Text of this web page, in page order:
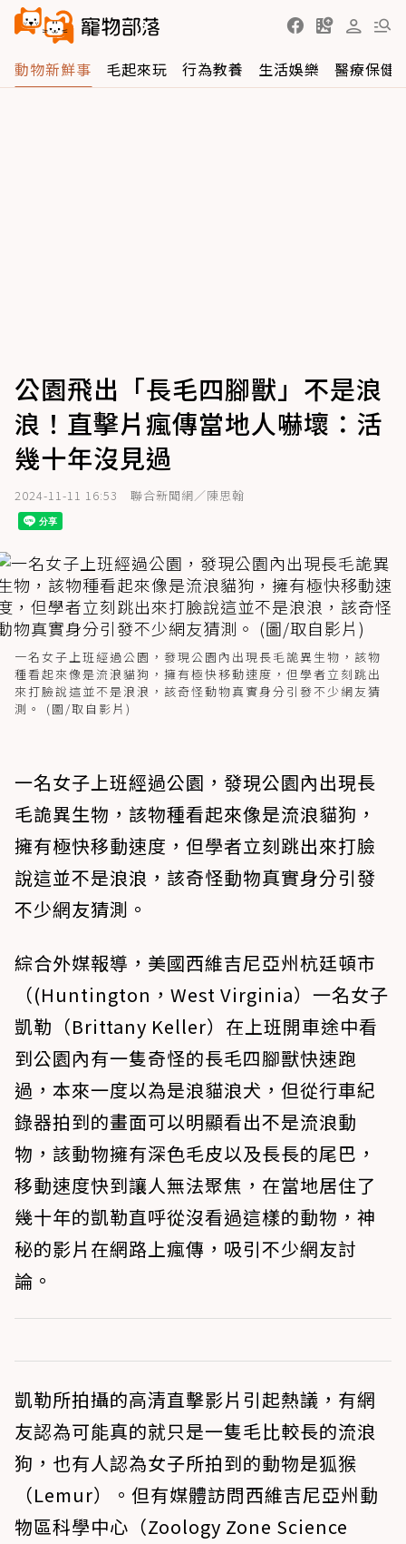
動物新鮮事 毛起來玩 行為教養 生活娛樂 醫療保健
公園飛出「長毛四腳獸」不是浪
浪！直擊片瘋傳當地人嚇壞：活
幾十年沒見過
2024-11-11 16:53 聯合新聞網／陳思翰
一名女子上班經過公園，發現公園內出現長毛詭異生物，該物
種看起來像是流浪貓狗，擁有極快移動速度，但學者立刻跳出
來打臉說這並不是浪浪，該奇怪動物真實身分引發不少網友猜
測。 (圖/取自影片)
一名女子上班經過公園，發現公園內出現長
毛詭異生物，該物種看起來像是流浪貓狗，
擁有極快移動速度，但學者立刻跳出來打臉
說這並不是浪浪，該奇怪動物真實身分引發
不少網友猜測。
綜合外媒報導，美國西維吉尼亞州杭廷頓市
（(Huntington，West Virginia）一名女子
凱勒（Brittany Keller）在上班開車途中看
到公園內有一隻奇怪的長毛四腳獸快速跑
過，本來一度以為是浪貓浪犬，但從行車紀
錄器拍到的畫面可以明顯看出不是流浪動
物，該動物擁有深色毛皮以及長長的尾巴，
移動速度快到讓人無法聚焦，在當地居住了
幾十年的凱勒直呼從沒看過這樣的動物，神
秘的影片在網路上瘋傳，吸引不少網友討
論。
凱勒所拍攝的高清直擊影片引起熱議，有網
友認為可能真的就只是一隻毛比較長的流浪
狗，也有人認為女子所拍到的動物是狐猴
（Lemur）。但有媒體訪問西維吉尼亞州動
物區科學中心（Zoology Zone Science